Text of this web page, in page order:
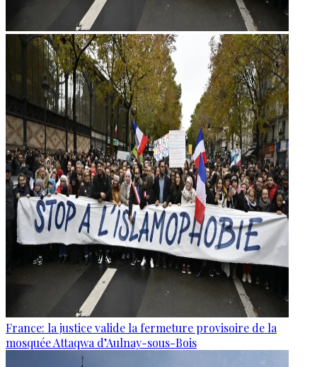
France: la justice valide la fermeture provisoire de la
mosquée Attaqwa d’Aulnay-sous-Bois